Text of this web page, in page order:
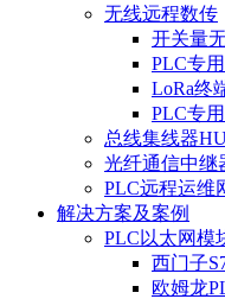
无线远程数传
开关量
PLC专
LoRa终
PLC专
总线集线器
光纤通信中继
PLC远程运维
解决方案及案例
PLC以太网模
西门子
欧姆龙